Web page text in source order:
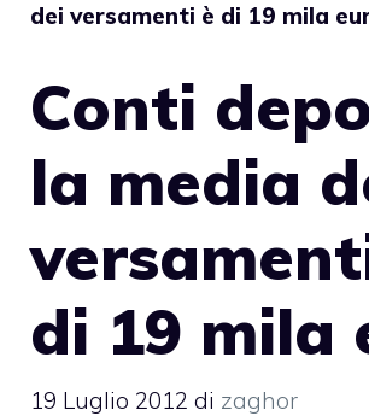
dei versamenti è di 19 mila
Conti
la media
di 19 mila
19 Luglio 2012 di zaghor